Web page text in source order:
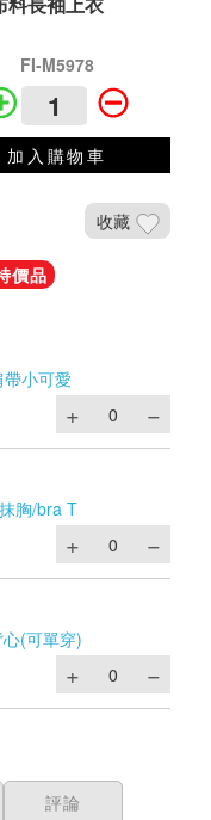
FI-M5978
加入購物車
收藏
價品
小可愛
胸/bra T
(可單穿)
評論